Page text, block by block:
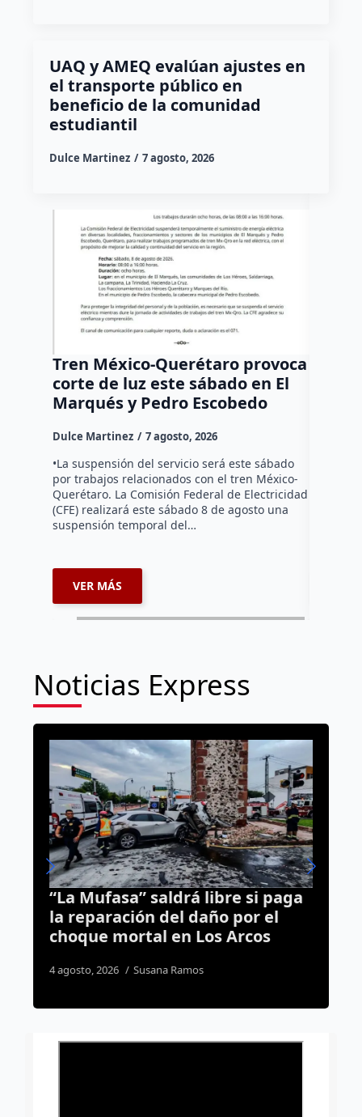
UAQ y AMEQ evalúan ajustes en
el transporte público en
beneficio de la comunidad
estudiantil
Dulce Martinez 7 agosto, 2026
Tren México-Querétaro provoca
corte de luz este sábado en El
Marqués y Pedro Escobedo
Dulce Martinez 7 agosto, 2026
•La suspensión del servicio será este sábado
por trabajos relacionados con el tren México-
Querétaro. La Comisión Federal de Electricidad
(CFE) realizará este sábado 8 de agosto una
suspensión temporal del…
VER MÁS
Noticias Express
“La Mufasa” saldrá libre si paga
la reparación del daño por el
choque mortal en Los Arcos
4 agosto, 2026 Susana Ramos